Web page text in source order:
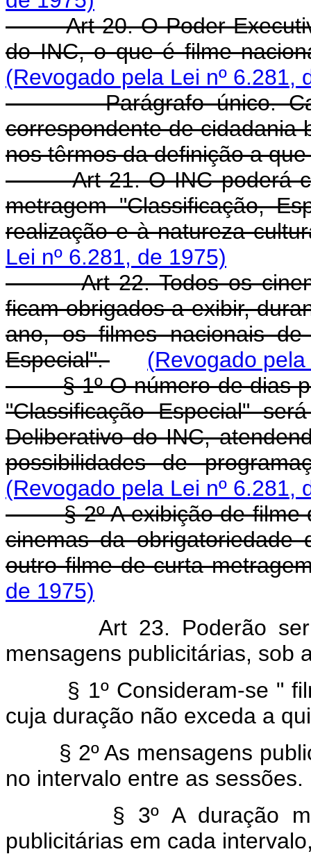
Art 20. O Poder
do INC, o que é filme
(Revogado pela Lei nº 6.281,
Parágrafo único. Cabe
correspondente de cidadania
nos têrmos da definição a
Art 21. O INC poderá
metragem "Classificação,
realização e à natureza
Lei nº 6.281, de 1975)
Art 22. Todos os
ficam obrigados a exibir,
ano, os filmes nacionais de
Especial".
(Revogado
§ 1º O número de dias
"Classificação Especial"
Deliberativo do INC,
possibilidades de
(Revogado pela Lei nº 6.281,
§ 2º A exibição de filme
cinemas da
outro filme de curta
de 1975)
Art 23. Poderão
mensagens publicitárias, sob
§ 1º Consideram-se "
cuja duração não exceda a
§ 2º As mensagens
no intervalo entre as sessões.
§ 3º A duração
publicitárias em cada